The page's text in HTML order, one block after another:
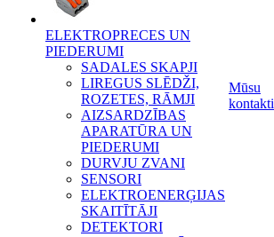
ELEKTROPRECES UN
PIEDERUMI
SADALES SKAPJI
LIREGUS SLĒDŽI,
ROZETES, RĀMJI
AIZSARDZĪBAS
APARATŪRA UN
PIEDERUMI
DURVJU ZVANI
SENSORI
ELEKTROENERĢIJAS
SKAITĪTĀJI
DETEKTORI
Mūsu
kontakti